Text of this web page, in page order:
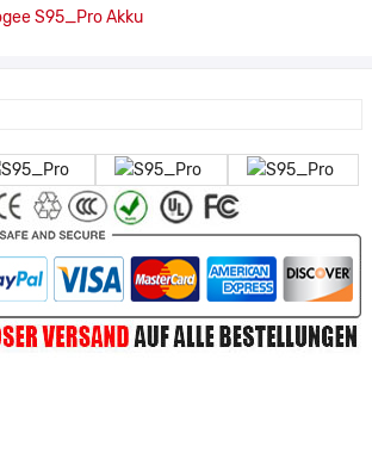
S95_Pro Akku